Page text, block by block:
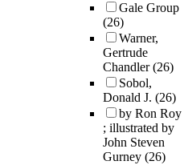
Gale Group
(26)
Warner,
Gertrude
Chandler(26)
Sobol,
Donald J. (26)
by Ron Roy
; illustrated by
John Steven
Gurney (26)